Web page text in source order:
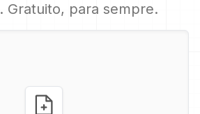
. Gratuito, para sempre.